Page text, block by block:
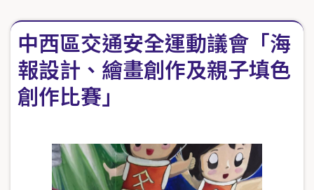
連
結
中西區交通安全運動議會「海
報設計、繪畫創作及親子填色
創作比賽」